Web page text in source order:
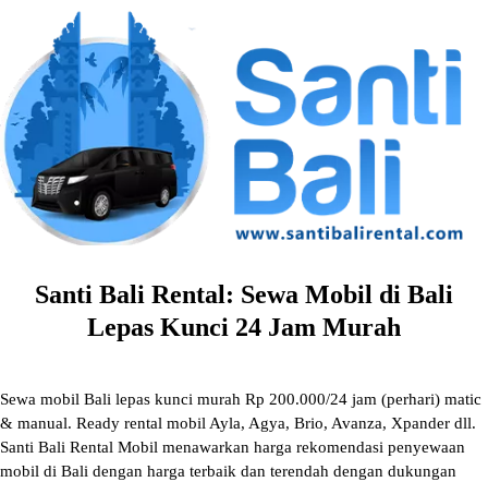
content
Santi Bali Rental: Sewa Mobil di Bali
Lepas Kunci 24 Jam Murah
Sewa mobil Bali lepas kunci murah Rp 200.000/24 jam (perhari) matic
& manual. Ready rental mobil Ayla, Agya, Brio, Avanza, Xpander dll.
Santi Bali Rental Mobil menawarkan harga rekomendasi penyewaan
mobil di Bali dengan harga terbaik dan terendah dengan dukungan